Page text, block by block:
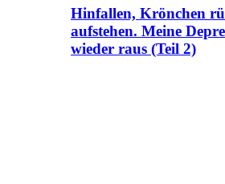
Hinfallen, Krönchen
aufstehen. Meine
wieder raus (Teil 2)